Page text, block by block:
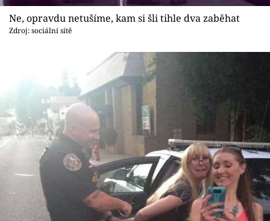
Ne, opravdu netušíme, kam si šli tihle dva zaběhat
Zdroj: sociální sítě